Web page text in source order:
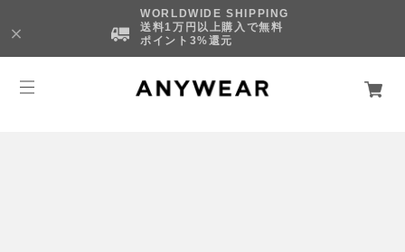
WORLDWIDE SHIPPING
送料1万円以上購入で無料
ポイント3%還元